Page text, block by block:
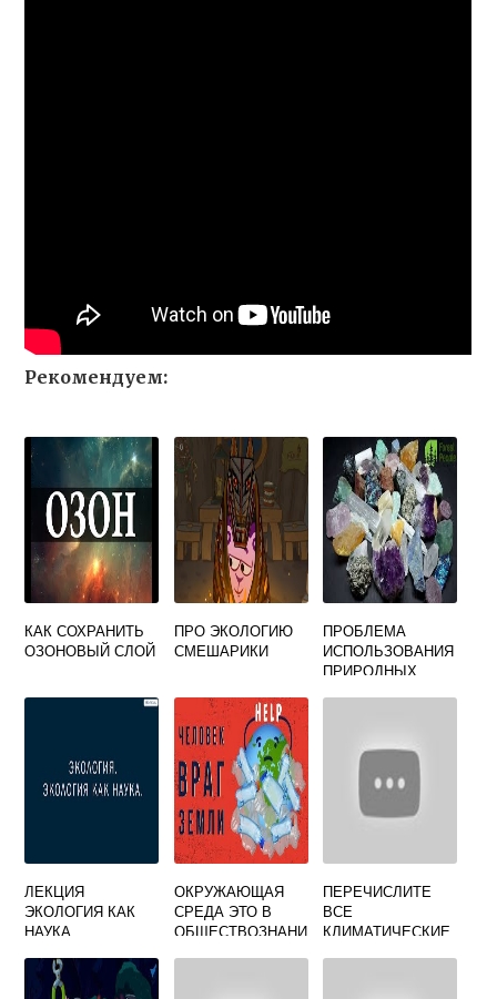
Рекомендуем:
КАК СОХРАНИТЬ
ОЗОНОВЫЙ СЛОЙ
ПРО ЭКОЛОГИЮ
СМЕШАРИКИ
ПРОБЛЕМА
ИСПОЛЬЗОВАНИЯ
ПРИРОДНЫХ
ЛЕКЦИЯ
ЭКОЛОГИЯ КАК
НАУКА
ОКРУЖАЮЩАЯ
СРЕДА ЭТО В
ОБЩЕСТВОЗНАНИ
ПЕРЕЧИСЛИТЕ
ВСЕ
КЛИМАТИЧЕСКИЕ